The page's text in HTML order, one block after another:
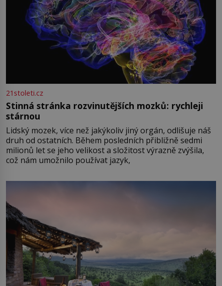
21stoleti.cz
Stinná stránka rozvinutějších mozků: rychleji
stárnou
Lidský mozek, více než jakýkoliv jiný orgán, odlišuje náš
druh od ostatních. Během posledních přibližně sedmi
milionů let se jeho velikost a složitost výrazně zvýšila,
což nám umožnilo používat jazyk,